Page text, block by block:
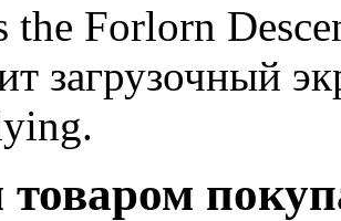
the Forlorn
загрузочный
товаром